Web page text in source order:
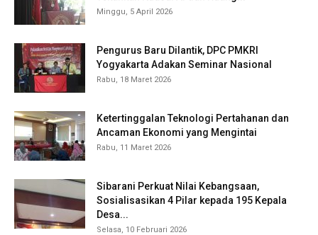
Minggu, 5 April 2026
Pengurus Baru Dilantik, DPC PMKRI
Yogyakarta Adakan Seminar Nasional
Rabu, 18 Maret 2026
Ketertinggalan Teknologi Pertahanan dan
Ancaman Ekonomi yang Mengintai
Rabu, 11 Maret 2026
Sibarani Perkuat Nilai Kebangsaan,
Sosialisasikan 4 Pilar kepada 195 Kepala
Desa...
Selasa, 10 Februari 2026